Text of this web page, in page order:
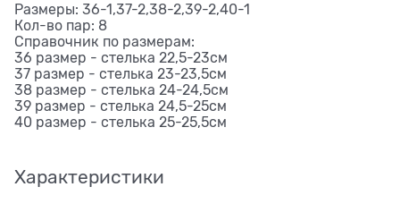
Размеры: 36-1,37-2,38-2,39-2,40-1
Кол-во пар: 8
Справочник по размерам:
36 размер - стелька 22,5-23см
37 размер - стелька 23-23,5см
38 размер - стелька 24-24,5см
39 размер - стелька 24,5-25см
40 размер - стелька 25-25,5см
Характеристики